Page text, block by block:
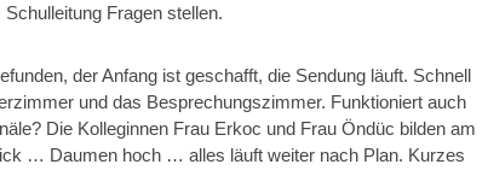
Fragen stellen.
der Anfang ist geschafft, die Sendung läuft. Schnell
und das Besprechungszimmer. Funktioniert auch
Die Kolleginnen Frau Erkoc und Frau Öndüc bilden am
… Daumen hoch … alles läuft weiter nach Plan. Kurzes